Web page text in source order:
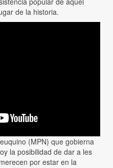
de la historia.
(MPN) que gobierna
la posibilidad de dar a les
por estar en la